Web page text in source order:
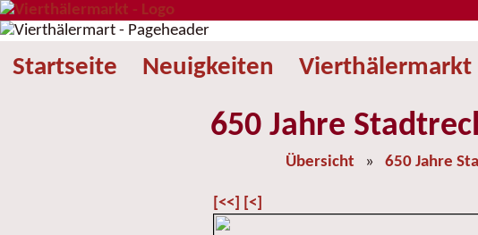
Startseite Neuigkeiten Vierthälermarkt
650 Jahre
Übersicht » 650 Jahre
[<<] [<]